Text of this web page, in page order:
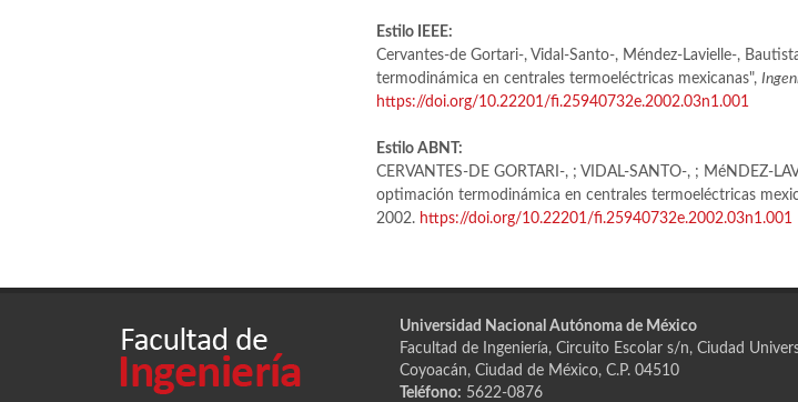
Estilo IEEE:
Cervantes-de Gortari-, Vidal-Santo-, Méndez-Lavielle-,
termodinámica en centrales termoeléctricas mexicanas",
https://doi.org/10.22201/fi.25940732e.2002.03n1.001
Estilo ABNT:
CERVANTES-DE GORTARI-, ; VIDAL-SANTO-, ; MéNDEZ-
optimación termodinámica en centrales termoeléctricas
2002. https://doi.org/10.22201/fi.25940732e.2002.03n1.001
Universidad Nacional Autónoma de México
Facultad de Ingeniería, Circuito Escolar s/n, Ciudad
Coyoacán, Ciudad de México, C.P. 04510
Teléfono: 5622-0876